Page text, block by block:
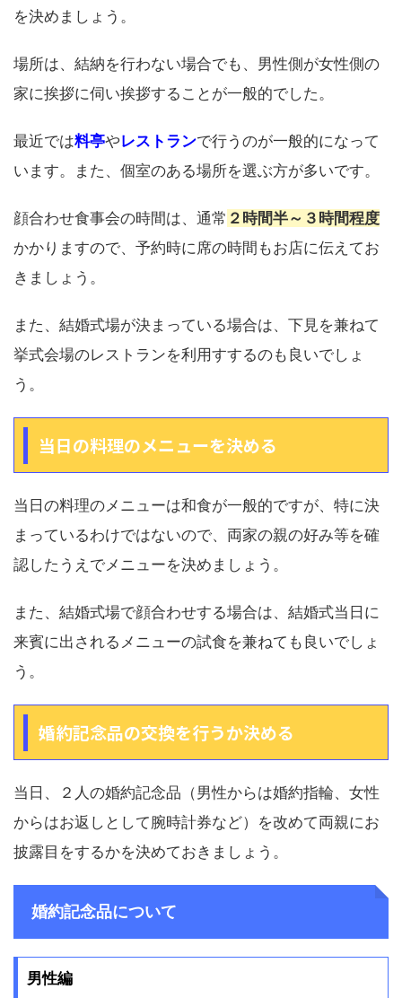
を決めましょう。
場所は、結納を行わない場合でも、男性側が女性側の
家に挨拶に伺い挨拶することが一般的でした。
最近では料亭やレストランで行うのが一般的になって
います。また、個室のある場所を選ぶ方が多いです。
顔合わせ食事会の時間は、通常 ２時間半～３時間程度
かかりますので、予約時に席の時間もお店に伝えてお
きましょう。
また、結婚式場が決まっている場合は、下見を兼ねて
挙式会場のレストランを利用すするのも良いでしょ
う。
当日の料理のメニューを決める
当日の料理のメニューは和食が一般的ですが、特に決
まっているわけではないので、両家の親の好み等を確
認したうえでメニューを決めましょう。
また、結婚式場で顔合わせする場合は、結婚式当日に
来賓に出されるメニューの試食を兼ねても良いでしょ
う。
婚約記念品の交換を行うか決める
当日、２人の婚約記念品（男性からは婚約指輪、女性
からはお返しとして腕時計券など）を改めて両親にお
披露目をするかを決めておきましょう。
婚約記念品について
男性編